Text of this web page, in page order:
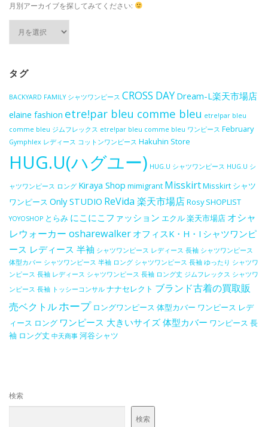
月別アーカイブを探してみてください:
ブ
タグ
BACKYARD FAMILY シャツワンピース CROSS DAY Dream-L楽天市場店
elaine fashion etre!par bleu comme bleu etre!par bleu
comme bleu ジムフレックス etre!par bleu comme bleu ワンピース February
Gymphlex レディース コットンワンピース Hakuhin Store
HUG.U(ハグユー) HUG.U シャツワンピース HUG.U シ
ャツワンピース ロング Kiraya Shop mimigrant MisskirtMisskirt シャツ
ワンピース Only STUDIO ReVida 楽天市場店Rosy SHOPLIST
YOYOSHOP とらみ にこにこファッション エクル 楽天市場店 オシャ
レウォーカー osharewalker オフィスK・H・I シャツワンピ
ース レディース 半袖 シャツワンピース レディース 長袖 シャツワンピース
体型カバー シャツワンピース 半袖 ロング シャツワンピース 長袖 ゆったり シャツワ
ンピース 長袖 レディース シャツワンピース 長袖 ロング丈 ジムフレックス シャツワ
ンピース 長袖 トッシーコンサル ナナセレクト ブランド古着の買取販
売ベクトルホープ ロングワンピース 体型カバー ワンピース レデ
ィース ロング ワンピース 大きいサイズ 体型カバー ワンピース 長
袖 ロング丈 中天商事 河谷シャツ
検索
検索